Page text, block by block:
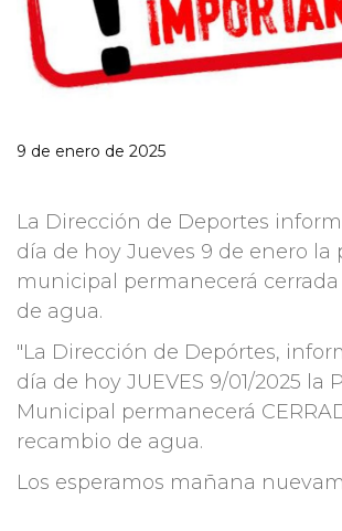
9 de enero de 2025
La Dirección de Deportes
día de hoy Jueves 9 de enero la
municipal permanecerá
de agua.
"La Dirección de Depórtes,
día de hoy JUEVES 9/01/2025 la
Municipal permanecerá
recambio de agua.
Los esperamos mañana